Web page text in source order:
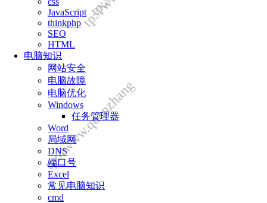
JavaScript
thinkphp
SEO
HTML
电脑知识
网站安全
电脑故障
电脑优化
Windows
任务管理器
Word
局域网
DNS
端口号
Excel
常见电脑知识
cmd
http://www.quanzhangongchengshi.com/